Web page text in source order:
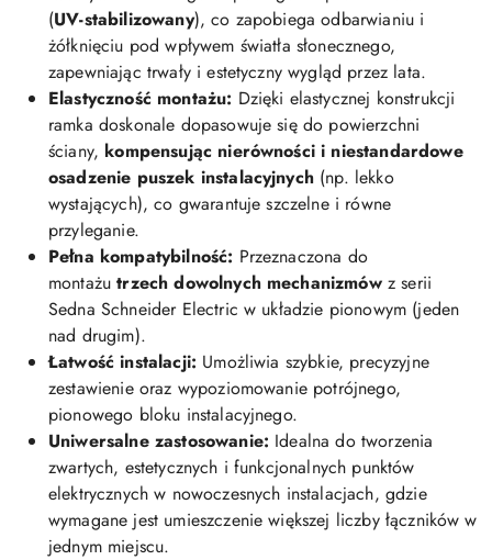
(UV-stabilizowany), co zapobiega odbarwianiu i
żółknięciu pod wpływem światła słonecznego,
zapewniając trwały i estetyczny wygląd przez lata.
Elastyczność montażu: Dzięki elastycznej konstrukcji
ramka doskonale dopasowuje się do powierzchni
ściany, kompensując nierówności i niestandardowe
osadzenie puszek instalacyjnych(np. lekko
wystających), co gwarantuje szczelne i równe
przyleganie.
Pełna kompatybilność: Przeznaczona do
montażutrzech dowolnych mechanizmówz serii
Sedna Schneider Electric w układzie pionowym (jeden
nad drugim).
Łatwość instalacji: Umożliwia szybkie, precyzyjne
zestawienie oraz wypoziomowanie potrójnego,
pionowego bloku instalacyjnego.
Uniwersalne zastosowanie: Idealna do tworzenia
zwartych, estetycznych i funkcjonalnych punktów
elektrycznych w nowoczesnych instalacjach, gdzie
wymagane jest umieszczenie większej liczby łączników w
jednym miejscu.